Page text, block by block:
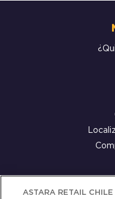
ASTARA RETAIL